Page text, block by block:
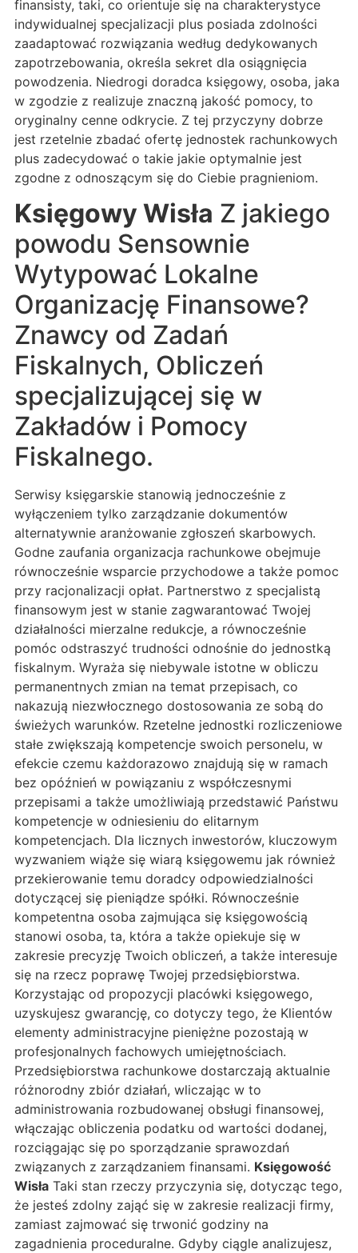
finansisty, taki, co orientuje się na charakterystyce
indywidualnej specjalizacji plus posiada zdolności
zaadaptować rozwiązania według dedykowanych
zapotrzebowania, określa sekret dla osiągnięcia
powodzenia. Niedrogi doradca księgowy, osoba, jaka
w zgodzie z realizuje znaczną jakość pomocy, to
oryginalny cenne odkrycie. Z tej przyczyny dobrze
jest rzetelnie zbadać ofertę jednostek rachunkowych
plus zadecydować o takie jakie optymalnie jest
zgodne z odnoszącym się do Ciebie pragnieniom.
Księgowy Wisła Z jakiego
powodu Sensownie
Wytypować Lokalne
Organizację Finansowe?
Znawcy od Zadań
Fiskalnych, Obliczeń
specjalizującej się w
Zakładów i Pomocy
Fiskalnego.
Serwisy księgarskie stanowią jednocześnie z
wyłączeniem tylko zarządzanie dokumentów
alternatywnie aranżowanie zgłoszeń skarbowych.
Godne zaufania organizacja rachunkowe obejmuje
równocześnie wsparcie przychodowe a także pomoc
przy racjonalizacji opłat. Partnerstwo z specjalistą
finansowym jest w stanie zagwarantować Twojej
działalności mierzalne redukcje, a równocześnie
pomóc odstraszyć trudności odnośnie do jednostką
fiskalnym. Wyraża się niebywale istotne w obliczu
permanentnych zmian na temat przepisach, co
nakazują niezwłocznego dostosowania ze sobą do
świeżych warunków. Rzetelne jednostki rozliczeniowe
stałe zwiększają kompetencje swoich personelu, w
efekcie czemu każdorazowo znajdują się w ramach
bez opóźnień w powiązaniu z współczesnymi
przepisami a także umożliwiają przedstawić Państwu
kompetencje w odniesieniu do elitarnym
kompetencjach. Dla licznych inwestorów, kluczowym
wyzwaniem wiąże się wiarą księgowemu jak również
przekierowanie temu doradcy odpowiedzialności
dotyczącej się pieniądze spółki. Równocześnie
kompetentna osoba zajmująca się księgowością
stanowi osoba, ta, która a także opiekuje się w
zakresie precyzję Twoich obliczeń, a także interesuje
się na rzecz poprawę Twojej przedsiębiorstwa.
Korzystając od propozycji placówki księgowego,
uzyskujesz gwarancję, co dotyczy tego, że Klientów
elementy administracyjne pieniężne pozostają w
profesjonalnych fachowych umiejętnościach.
Przedsiębiorstwa rachunkowe dostarczają aktualnie
różnorodny zbiór działań, wliczając w to
administrowania rozbudowanej obsługi finansowej,
włączając obliczenia podatku od wartości dodanej,
rozciągając się po sporządzanie sprawozdań
związanych z zarządzaniem finansami. Księgowość
Wisła Taki stan rzeczy przyczynia się, dotycząc tego,
że jesteś zdolny zająć się w zakresie realizacji firmy,
zamiast zajmować się trwonić godziny na
zagadnienia proceduralne. Gdyby ciągle analizujesz,